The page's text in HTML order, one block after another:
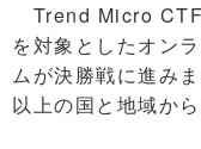
Trend Micro
を対象としたオン
ムが決勝戦に進み
以上の国と地域か